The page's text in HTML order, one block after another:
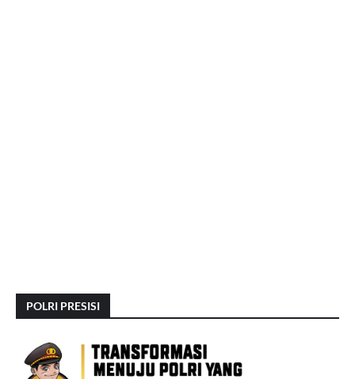
POLRI PRESISI